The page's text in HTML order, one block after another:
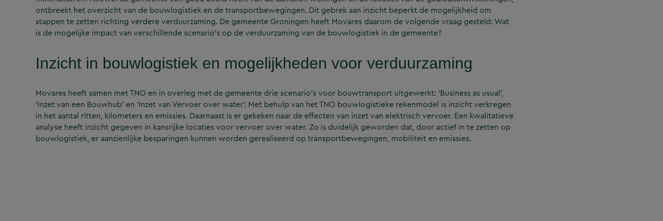
ontbreekt het overzicht van de bouwlogistiek en de transportbewegingen. Dit gebrek aan inzicht beperkt de mogelijkheid om
stappen te zetten richting verdere verduurzaming. De gemeente Groningen heeft Movares daarom de volgende vraag gesteld: Wat
is de mogelijke impact van verschillende scenario’s op de verduurzaming van de bouwlogistiek in de gemeente?
Inzicht in bouwlogistiek en mogelijkheden voor verduurzaming
Movares heeft samen met TNO en in overleg met de gemeente drie scenario’s voor bouwtransport uitgewerkt: ‘Business as usual’,
‘Inzet van een Bouwhub’ en ‘Inzet van Vervoer over water’. Met behulp van het TNO bouwlogistieke rekenmodel is inzicht verkregen
in het aantal ritten, kilometers en emissies. Daarnaast is er gekeken naar de effecten van inzet van elektrisch vervoer. Een kwalitatieve
analyse heeft inzicht gegeven in kansrijke locaties voor vervoer over water. Zo is duidelijk geworden dat, door actief in te zetten op
bouwlogistiek, er aanzienlijke besparingen kunnen worden gerealiseerd op transportbewegingen, mobiliteit en emissies.